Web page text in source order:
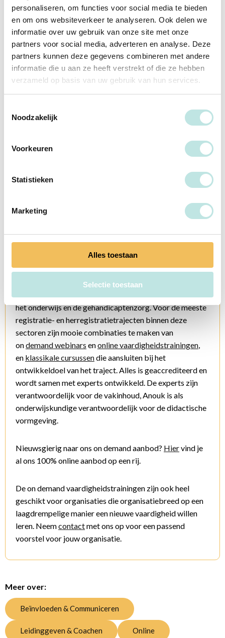
personaliseren, om functies voor social media te bieden
en om ons websiteverkeer te analyseren. Ook delen we
informatie over uw gebruik van onze site met onze
partners voor social media, adverteren en analyse. Deze
partners kunnen deze gegevens combineren met andere
informatie die u aan ze heeft verstrekt of die ze hebben
verzameld op basis van uw gebruik van hun services.
Noodzakelijk
Voorkeuren
Statistieken
Marketing
Alles toestaan
Selectie toestaan
werkt.’
De inhoud staat centraal
Net als de klassikale cursussen, ontwikkelt PAO Psychologie
de on demand webinars en vaardigheidstrainingen in eigen huis,
speciaal voor zorg- en onderwijsprofessionals, in een een-op-
een samenwerking met de vakinhoudelijke expert. Anouk: ‘Dat
is ook gelijk het onderscheidende van ons on demand aanbod.
We weten heel goed wie onze cursisten zijn en waar zij
behoefte aan hebben. Daarom zijn onze webinars, trainingen
geen toeters en bellen. De inhoud staat centraal.’
Anouk Reijnen
On demand en klassikale nascholing voor ggz,
onderwijs, jeugdzorg en gehandicaptenzorg
PAO Psychologie biedt on demand en klassikale
het onderwijs en de gehandicaptenzorg. Voor de meeste
registratie- en herregistratietrajecten binnen deze
sectoren zijn mooie combinaties te maken van
ondemand webinars enonline vaardigheidstrainingen
en klassikale cursussendie aansluiten bij het
ontwikkeldoel van het traject. Alles is geaccrediteerd en
wordt samen met experts ontwikkeld. De experts zijn
verantwoordelijk voor de vakinhoud, Anouk is als
onderwijskundige verantwoordelijk voor de didactische
vormgeving.
Nieuwsgierig naar ons on demand aanbod? Hiervind je
al ons 100% online aanbod op een rij.
De on demand vaardigheidstrainingen zijn ook heel
geschikt voor organisaties die organisatiebreed op een
laagdrempelige manier een nieuwe vaardigheid willen
leren. Neemcontactmet ons op voor een passend
voorstel voor jouw organisatie.
Meer over:
Beïnvloeden & Communiceren
Leidinggeven & Coachen Online